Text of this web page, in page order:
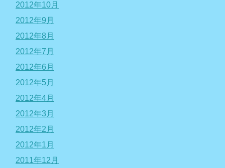
2012年10月
2012年9月
2012年8月
2012年7月
2012年6月
2012年5月
2012年4月
2012年3月
2012年2月
2012年1月
2011年12月